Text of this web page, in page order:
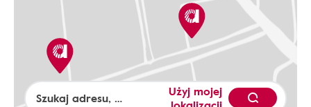
Użyj mojej